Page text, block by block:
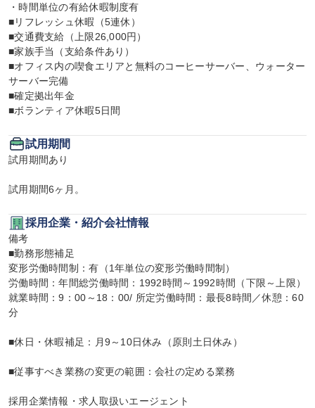
・時間単位の有給休暇制度有
■リフレッシュ休暇（5連休）
■交通費支給（上限26,000円）
■家族手当（支給条件あり）
■オフィス内の喫食エリアと無料のコーヒーサーバー、ウォーター
サーバー完備
■確定拠出年金
■ボランティア休暇5日間
試用期間
試用期間あり
試用期間6ヶ月。
採用企業・紹介会社情報
備考
■勤務形態補足
変形労働時間制：有（1年単位の変形労働時間制）
労働時間：年間総労働時間：1992時間～1992時間（下限～上限）
就業時間：9：00～18：00/ 所定労働時間：最長8時間／休憩：60
分
■休日・休暇補足：月9～10日休み（原則土日休み）
■従事すべき業務の変更の範囲：会社の定める業務
採用企業情報・求人取扱いエージェント